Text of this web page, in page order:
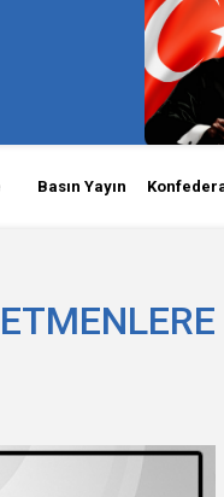
Basın Yayın